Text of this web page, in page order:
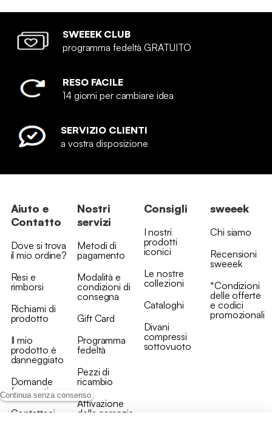
Continua senza consenso
SWEEEK CLUB
programma fedeltà GRATUITO
RESO FACILE
14 giorni per cambiare idea
SERVIZIO CLIENTI
a vostra disposizione
Aiuto e
Contatto
Dove si trova
il mio ordine?
Resi e
rimborsi
Richiami di
prodotto
Il mio
prodotto è
danneggiato
Domande
frequenti
Contattaci
Nostri
servizi
Metodi di
pagamento
Modalità e
condizioni di
consegna
Gift Card
Programma
fedeltà
Pezzi di
ricambio
Attivazione
della garanzia
Consigli
I nostri
prodotti
iconici
Le nostre
collezioni
Cataloghi
Divani
compressi
sottovuoto
sweeek
Chi siamo
Recensioni
sweeek
*Condizioni
delle offerte
e codici
promozionali